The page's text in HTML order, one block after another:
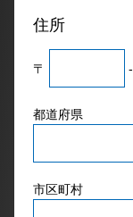
住所
〒 -
都道府県
市区町村